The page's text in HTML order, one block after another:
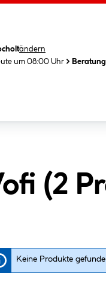
ändern
um 08:00 Uhr
(2
Keine Produkte